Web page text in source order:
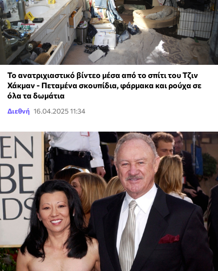
Το ανατριχιαστικό βίντεο μέσα από το σπίτι του Τζιν
Χάκμαν - Πεταμένα σκουπίδια, φάρμακα και ρούχα σε
όλα τα δωμάτια
Διεθνή 16.04.2025 11:34